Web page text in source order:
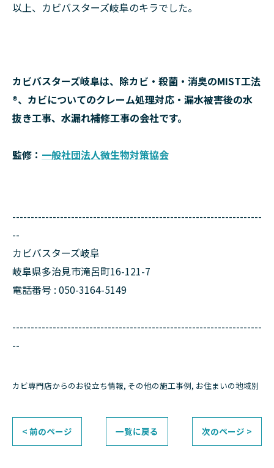
以上、カビバスターズ岐阜のキラでした。
カビバスターズ岐阜は、除カビ・殺菌・消臭のMIST工法
®、カビについてのクレーム処理対応・漏水被害後の水
抜き工事、水漏れ補修工事の会社です。
監修： 一般社団法人微生物対策協会
--------------------------------------------------------------------
--
カビバスターズ岐阜
岐阜県多治見市滝呂町16-121-7
電話番号 : 050-3164-5149
--------------------------------------------------------------------
--
カビ専門店からのお役立ち情報 その他の施工事例 お住まいの地域別
< 前のページ 一覧に戻る 次のページ >